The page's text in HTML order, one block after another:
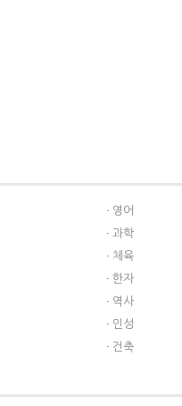
영어
과학
체육
한자
역사
인성
건축